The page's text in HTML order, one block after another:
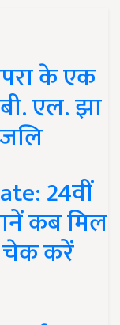
के एक
एल. झा
24वीं
कब मिल
चेक करें